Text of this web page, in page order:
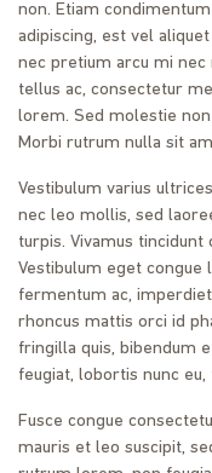
non. Etiam
adipiscing, est vel
nec pretium arcu mi nec
tellus ac, consectetur
lorem. Sed molestie non
Morbi rutrum nulla sit
Vestibulum varius
nec leo mollis, sed
turpis. Vivamus
Vestibulum eget congue
fermentum ac,
rhoncus mattis orci id
fringilla quis, bibendum
feugiat, lobortis nunc
Fusce congue
mauris et leo suscipit,